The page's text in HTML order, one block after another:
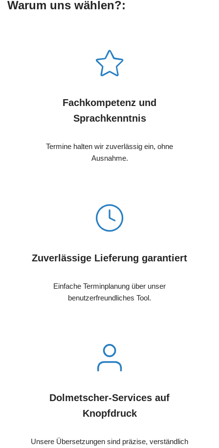
Warum uns wählen?:
Fachkompetenz und
Sprachkenntnis
Termine halten wir zuverlässig ein, ohne
Ausnahme.
Zuverlässige Lieferung garantiert
Einfache Terminplanung über unser
benutzerfreundliches Tool.
Dolmetscher-Services auf
Knopfdruck
Unsere Übersetzungen sind präzise, verständlich